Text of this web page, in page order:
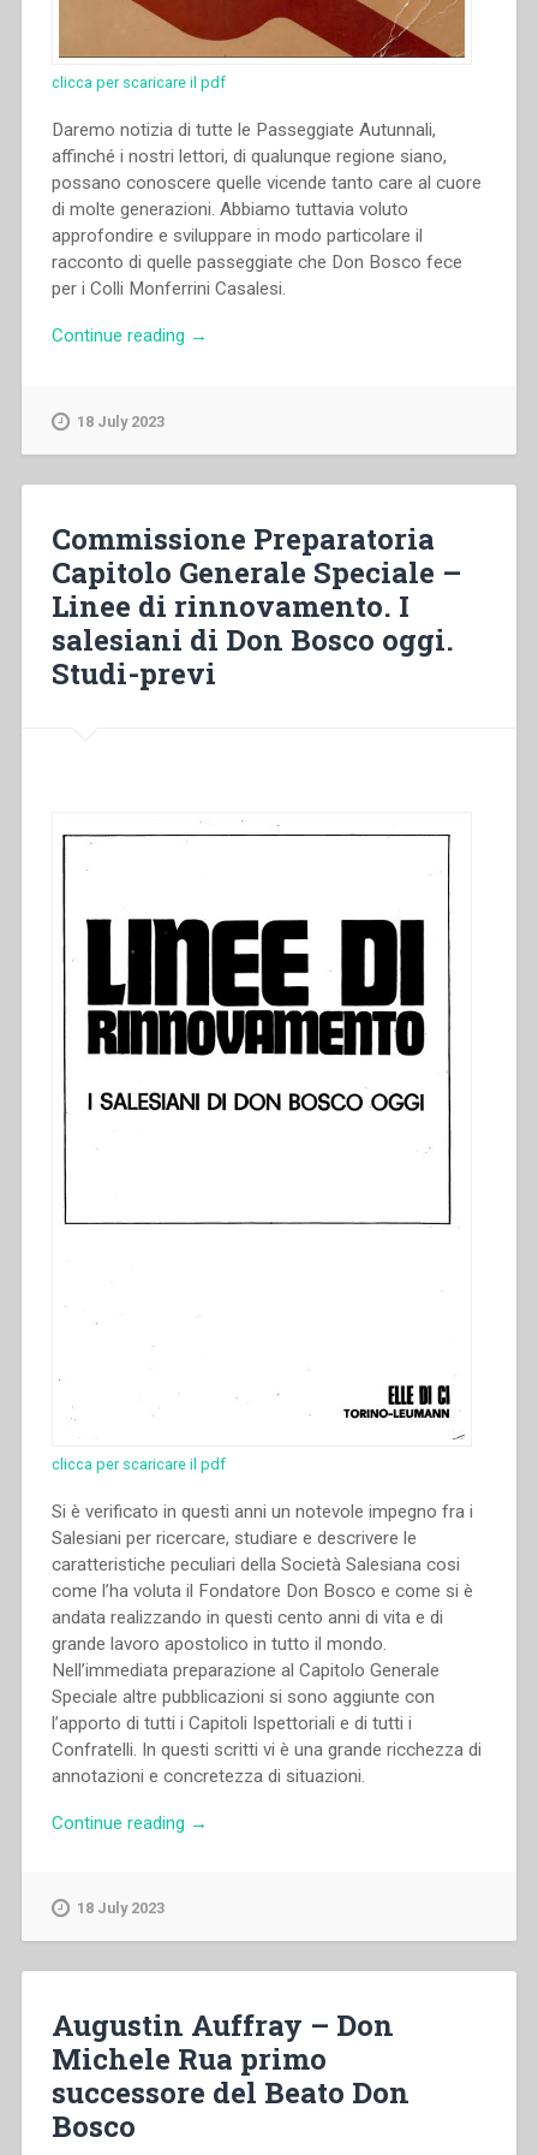
clicca per scaricare il pdf
Daremo notizia di tutte le Passeggiate Autunnali,
affinché i nostri lettori, di qualunque regione siano,
possano conoscere quelle vicende tanto care al cuore
di molte generazioni. Abbiamo tuttavia voluto
approfondire e sviluppare in modo particolare il
racconto di quelle passeggiate che Don Bosco fece
per i Colli Monferrini Casalesi.
Continue reading “Luigi
Bosco
per
i
colli
Monferrini”
→
18 July 2023
Commissione Preparatoria
Capitolo Generale Speciale –
Linee di rinnovamento. I
salesiani di Don Bosco oggi.
Studi-previ
clicca per scaricare il pdf
Si è verificato in questi anni un notevole impegno fra i
Salesiani per ricercare, studiare e descrivere le
caratteristiche peculiari della Società Salesiana cosi
come l’ha voluta il Fondatore Don Bosco e come si è
andata realizzando in questi cento anni di vita e di
grande lavoro apostolico in tutto il mondo.
Nell’immediata preparazione al Capitolo Generale
Speciale altre pubblicazioni si sono aggiunte con
l’apporto di tutti i Capitoli Ispettoriali e di tutti i
Confratelli. In questi scritti vi è una grande ricchezza di
annotazioni e concretezza di situazioni.
Continue reading “Commissione
rinnovamento.
I
salesiani
→
18 July 2023
Augustin Auffray – Don
Michele Rua primo
successore del Beato Don
Bosco